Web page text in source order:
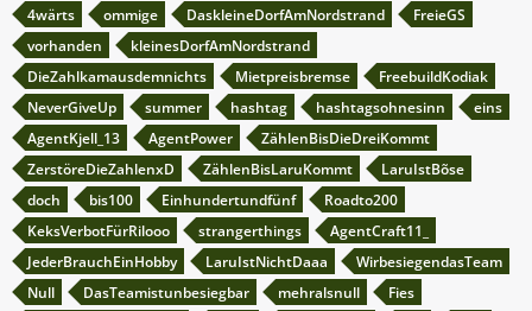
4wärts
ommige DaskleineDorfAmNordstrand
FreieGS
vorhanden
kleinesDorfAmNordstrand
DieZahlkamausdemnichts
Mietpreisbremse
FreebuildKodiak
NeverGiveUp
summer hashtag hashtagsohnesinn
eins
AgentKjell_13
AgentPower
ZählenBisDieDreiKommt
ZerstöreDieZahlenxD
ZählenBisLaruKommt
LaruIstBõse
doch
bis100 Einhundertundfünf
Roadto200
KeksVerbotFürRilooo
strangerthings
AgentCraft11_
JederBrauchEinHobby
LaruIstNichtDaaa
WirbesiegendasTeam
Null
DasTeamistunbesiegbar mehralsnull
Fies